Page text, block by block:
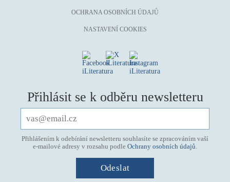
OCHRANA OSOBNÍCH ÚDAJŮ
NASTAVENÍ COOKIES
Přihlásit se k odběru newsletteru
Přihlášením k odebírání newsletteru souhlasíte se zpracováním vaší
e-mailové adresy v rozsahu podle Ochrany osobních údajů